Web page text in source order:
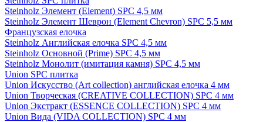
Steinholz Элемент (Element) SPC 4,5 мм
Steinholz Элемент Шеврон (Element Chevron) SPC 5,5 мм
Французская елочка
Steinholz Английская елочка SPC 4,5 мм
Steinholz Основной (Prime) SPC 4,5 мм
Steinholz Монолит (имитация камня) SPC 4,5 мм
Union SPC плитка
Union Искусство (Art collection) английская елочка 4 мм
Union Творческая (CREATIVE COLLECTION) SPC 4 мм
Union Экстракт (ESSENCE COLLECTION) SPC 4 мм
Union Вида (VIDA COLLECTION) SPC 4 мм